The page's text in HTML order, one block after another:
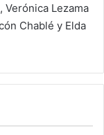
Verónica Lezama
Chablé y Elda